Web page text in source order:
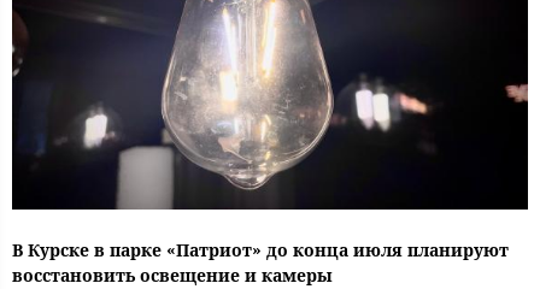
В Курске в парке «Патриот» до конца июля планируют
восстановить освещение и камеры